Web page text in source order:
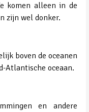
komen alleen in de
zijn wel donker.
boven de oceanen
Atlantische oceaan.
en andere